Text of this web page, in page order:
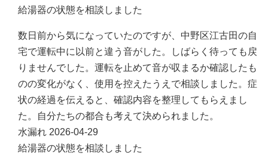
給湯器の状態を相談しました
数日前から気になっていたのですが、中野区江古田の自
宅で運転中に以前と違う音がした。しばらく待っても戻
りませんでした。運転を止めて音が収まるか確認したも
のの変化がなく、使用を控えたうえで相談しました。症
状の経過を伝えると、確認内容を整理してもらえまし
た。自分たちの都合も考えて決められました。
水漏れ 2026-04-29
給湯器の状態を相談しました